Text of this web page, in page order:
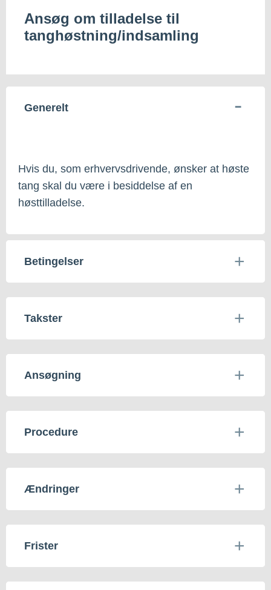
Ansøg om tilladelse til
tanghøstning/indsamling
Generelt
Hvis du, som erhvervsdrivende, ønsker at høste
tang skal du være i besiddelse af en
høsttilladelse.
Betingelser
Takster
Ansøgning
Procedure
Ændringer
Frister